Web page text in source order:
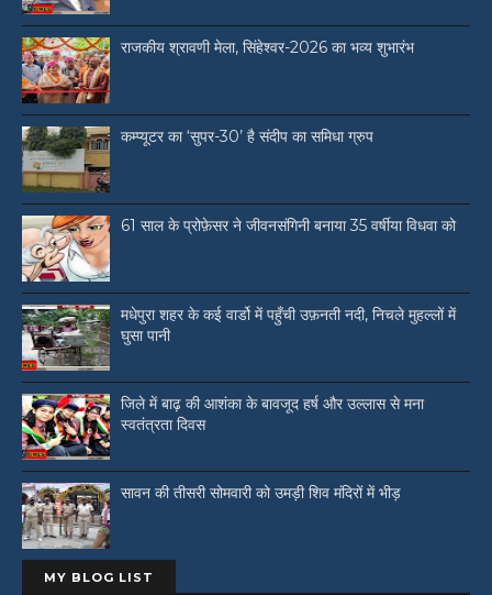
राजकीय श्रावणी मेला, सिंहेश्वर-2026 का भव्य शुभारंभ
कम्प्यूटर का ‘सुपर-30’ है संदीप का समिधा ग्रुप
61 साल के प्रोफ़ेसर ने जीवनसंगिनी बनाया 35 वर्षीया विधवा को
मधेपुरा शहर के कई वार्डो में पहुँची उफ़नती नदी, निचले मुहल्लों में
घुसा पानी
जिले में बाढ़ की आशंका के बावजूद हर्ष और उल्लास से मना
स्वतंत्रता दिवस
सावन की तीसरी सोमवारी को उमड़ी शिव मंदिरों में भीड़
MY BLOG LIST